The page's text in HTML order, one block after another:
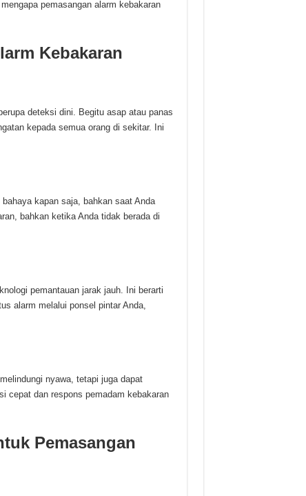
pemasangan alarm kebakaran
Kebakaran
deteksi dini. Begitu asap atau panas
kepada semua orang di sekitar. Ini
kapan saja, bahkan saat Anda
bahkan ketika Anda tidak berada di
pemantauan jarak jauh. Ini berarti
alarm melalui ponsel pintar Anda,
nyawa, tetapi juga dapat
cepat dan respons pemadam kebakaran
Pemasangan